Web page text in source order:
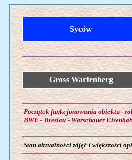
Syców
Gross Wartenberg
Początek funkcjonowania obiektu -
BWE - Breslau - Warschauer
Stan aktualności zdjęć i większości